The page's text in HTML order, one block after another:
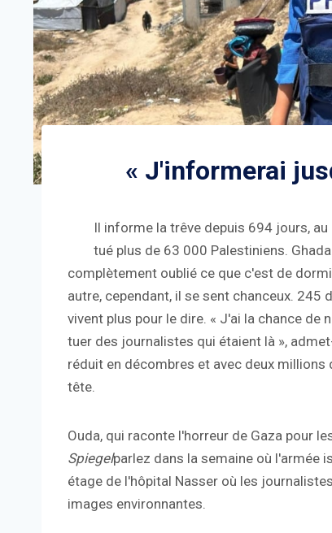
« J'informerai
Il informe la trêve depuis 694 jours,
tué plus de 63 000 Palestiniens.
complètement oublié ce que c'est de
autre, cependant, il se sent chanceux.
vivent plus pour le dire. « J'ai la chance
tuer des journalistes qui étaient là »,
réduit en décombres et avec deux
tête.
Ouda, qui raconte l'horreur de Gaza pour
Spiegelparlez dans la semaine où l'armée
étage de l'hôpital Nasser où les
images environnantes.